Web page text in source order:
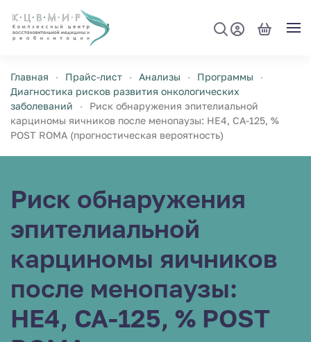
Перейти к содержимому
Главная Прайс-лист Анализы
Программы
Диагностика рисков развития онкологических
заболеваний
Риск обнаружения эпителиальной
карциномы яичников после менопаузы: HE4, CA-125, %
POST ROMA (прогностическая вероятность)
Риск обнаружения
эпителиальной
карциномы яичников
после менопаузы:
HE4, CA-125, % POST